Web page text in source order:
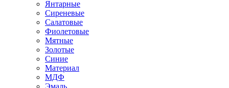
Янтарные
Сиреневые
Салатовые
Фиолетовые
Мятные
Золотые
Синие
Материал
МДФ
Эмаль